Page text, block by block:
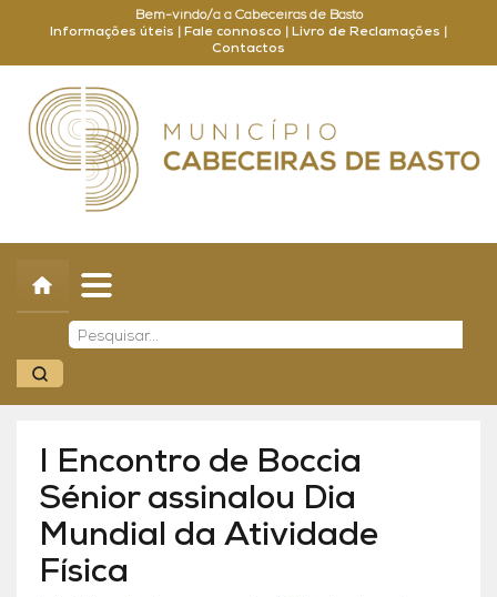
Bem-vindo/a a Cabeceiras de Basto
Informações úteis
Fale connosco Livro de Reclamações
Contactos
Concelho
Município
Turismo
Cultura
Outros
Balcão Online
I Encontro de Boccia
Sénior assinalou Dia
Mundial da Atividade
Física